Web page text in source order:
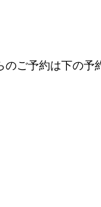
のご予約は下の予